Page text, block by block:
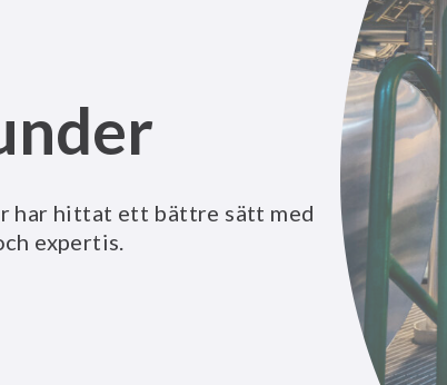
har hittat ett bättre sätt med
expertis.